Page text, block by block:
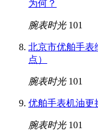
为何？
腕表时光 101
北京市优舶手表
点）
腕表时光 101
优舶手表机油更
腕表时光 101